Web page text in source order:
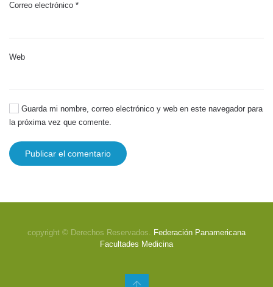
Correo electrónico *
Web
Guarda mi nombre, correo electrónico y web en este navegador para
la próxima vez que comente.
Publicar el comentario
copyright © Derechos Reservados. Federación Panamericana
Facultades Medicina